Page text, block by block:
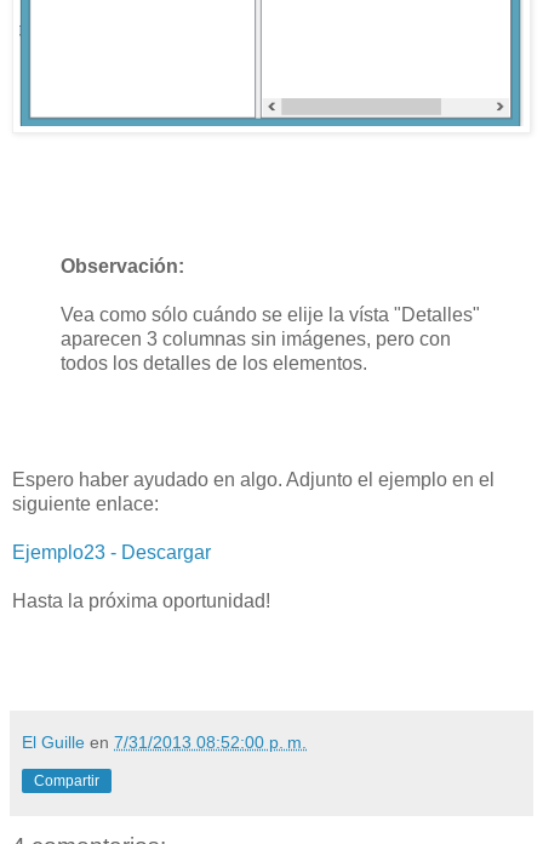
Observación:
Vea como sólo cuándo se elije la vísta "Detalles"
aparecen 3 columnas sin imágenes, pero con
todos los detalles de los elementos.
Espero haber ayudado en algo. Adjunto el ejemplo en el
siguiente enlace:
Ejemplo23 - Descargar
Hasta la próxima oportunidad!
El Guille en 7/31/2013 08:52:00 p. m.
Compartir